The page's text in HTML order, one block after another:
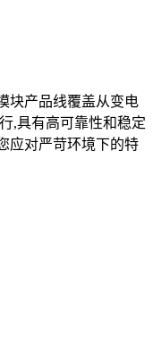
块产品线覆盖从变电
,具有高可靠性和稳定
应对严苛环境下的特